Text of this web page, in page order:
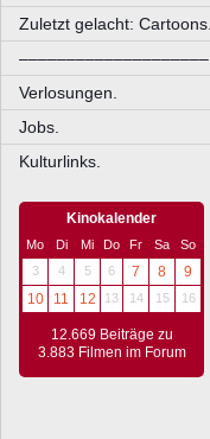
Zuletzt gelacht: Cartoons.
––––––––––––––––––––
Verlosungen.
Jobs.
Kulturlinks.
Kinokalender
Mo Di Mi Do Fr Sa
So
3
4 5 6 7 8
9
10
11 12 13 14 15 16
12.669 Beiträge zu
3.883 Filmen im Forum